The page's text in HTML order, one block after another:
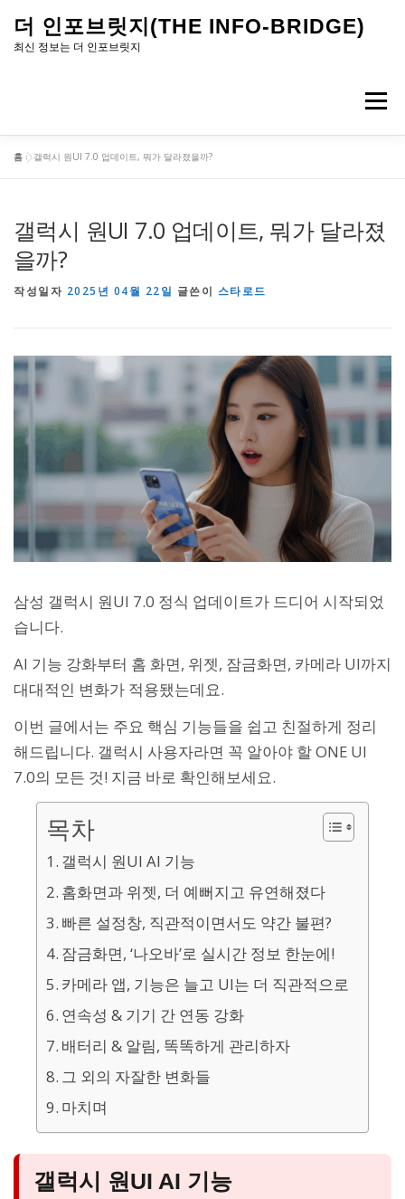
로
가
더 인포브릿지(THE INFO-BRIDGE)
최신 정보는 더 인포브릿지
메뉴
홈 »갤럭시 원UI 7.0 업데이트, 뭐가 달라졌을까?
갤럭시 원UI 7.0 업데이트, 뭐가 달라졌
을까?
작성일자 2025년 04월 22일 글쓴이 스타로드
삼성 갤럭시 원UI 7.0 정식 업데이트가 드디어 시작되었
습니다.
AI 기능 강화부터 홈 화면, 위젯, 잠금화면, 카메라 UI까지
대대적인 변화가 적용됐는데요.
이번 글에서는 주요 핵심 기능들을 쉽고 친절하게 정리
해드립니다. 갤럭시 사용자라면 꼭 알아야 할 ONE UI
7.0의 모든 것! 지금 바로 확인해보세요.
목차
갤럭시 원UI AI 기능
홈화면과 위젯, 더 예뻐지고 유연해졌다
빠른 설정창, 직관적이면서도 약간 불편?
잠금화면, ‘나오바’로 실시간 정보 한눈에!
카메라 앱, 기능은 늘고 UI는 더 직관적으로
연속성 & 기기 간 연동 강화
배터리 & 알림, 똑똑하게 관리하자
그 외의 자잘한 변화들
마치며
갤럭시 원UI AI 기능